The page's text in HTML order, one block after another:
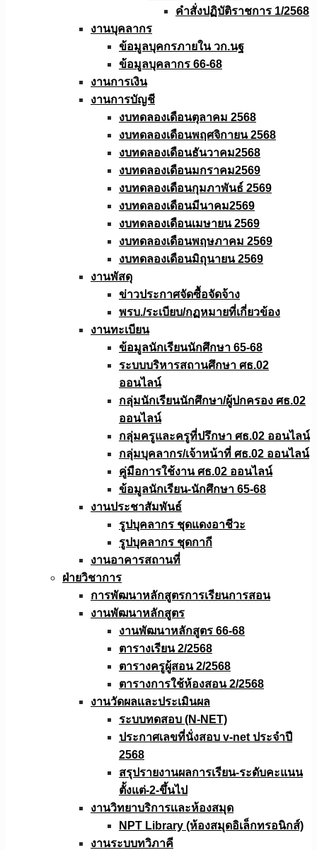
คำสั่งปฏิบัติราชการ 1/2568
งานบุคลากร
ข้อมูลบุคกรภายใน วก.นฐ
ข้อมูลบุคลากร 66-68
งานการเงิน
งานการบัญชี
งบทดลองเดือนตุลาคม 2568
งบทดลองเดือนพฤศจิกายน 2568
งบทดลองเดือนธันวาคม2568
งบทดลองเดือนมกราคม2569
งบทดลองเดือนกุมภาพันธ์ 2569
งบทดลองเดือนมีนาคม2569
งบทดลองเดือนเมษายน 2569
งบทดลองเดือนพฤษภาคม 2569
งบทดลองเดือนมิถุนายน 2569
งานพัสดุ
ข่าวประกาศจัดซื้อจัดจ้าง
พรบ./ระเบียบ/กฏหมายที่เกี่ยวข้อง
งานทะเบียน
ข้อมูลนักเรียนนักศึกษา 65-68
ระบบบริหารสถานศึกษา ศธ.02
ออนไลน์
กลุ่มนักเรียนนักศึกษา/ผู้ปกครอง ศธ.02
ออนไลน์
กลุ่มครูและครูที่ปรึกษา ศธ.02 ออนไลน์
กลุ่มบุคลากร/เจ้าหน้าที่ ศธ.02 ออนไลน์
คู่มือการใช้งาน ศธ.02 ออนไลน์
ข้อมูลนักเรียน-นักศึกษา 65-68
งานประชาสัมพันธ์
รูปบุคลากร ชุดแดงอาชีวะ
รูปบุคลากร ชุดกากี
งานอาคารสถานที่
ฝ่ายวิชาการ
การพัฒนาหลักสูตรการเรียนการสอน
งานพัฒนาหลักสูตร
งานพัฒนาหลักสูตร 66-68
ตารางเรียน 2/2568
ตารางครูผู้สอน 2/2568
ตารางการใช้ห้องสอน 2/2568
งานวัดผลเเละประเมินผล
ระบบทดสอบ (N-NET)
ประกาศเลขที่นั่งสอบ v-net ประจำปี
2568
สรุปรายงานผลการเรียน-ระดับคะแนน
ตั้งแต่-2-ขึ้นไป
งานวิทยาบริการเเละห้องสมุด
NPT Library (ห้องสมุดอิเล็กทรอนิกส์)
งานระบบทวิภาคี